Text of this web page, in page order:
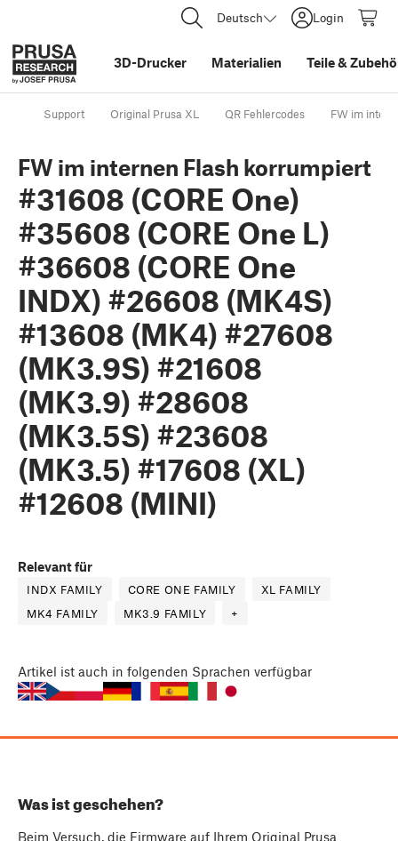
Deutsch Login
3D-Drucker Materialien Teile&
Support Original Prusa XL QR Fehlercodes FW im
FW im internen Flash korrumpiert
#31608 (CORE One)
#35608 (CORE One L)
#36608 (CORE One
INDX) #26608 (MK4S)
#13608 (MK4) #27608
(MK3.9S) #21608
(MK3.9) #28608
(MK3.5S) #23608
(MK3.5) #17608 (XL)
#12608 (MINI)
Relevant für
INDX FAMILY CORE ONE FAMILY
XL FAMILY
MK4 FAMILY
MK3.9 FAMILY +
Artikel ist auch in folgenden Sprachen verfügbar
Was ist geschehen?
Beim Versuch, die Firmware auf Ihrem Original Prusa